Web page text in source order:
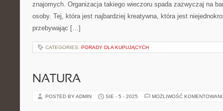
znajomych. Organizacja takiego wieczoru spada zazwyczaj na
osoby. Tej, która jest najbardziej kreatywna, która jest
przebywając […]
CATEGORIES: PORADY DLA KUPUJĄCYCH
NATURA
POSTED BY ADMIN SIE - 5 - 2025 MOŻLIWOŚĆ